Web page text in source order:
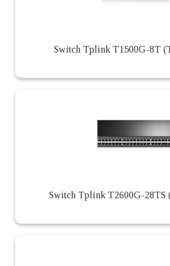
Switch Tplink T1500G-8T
Switch Tplink T2600G-28TS